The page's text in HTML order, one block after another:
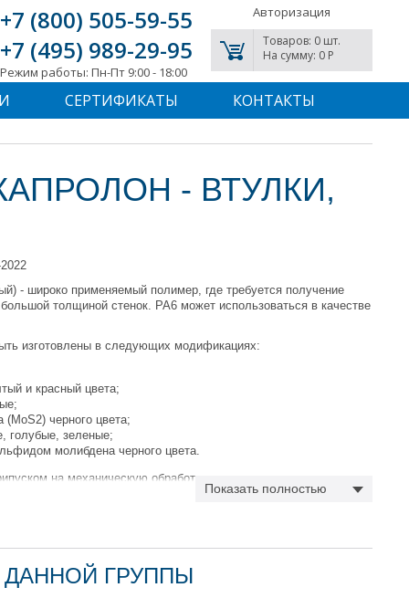
+7 (800) 505-59-55
+7 (495) 989-29-95
Режим работы: Пн-Пт 9:00 - 18:00
Авторизация
Товаров: 0 шт.
На сумму: 0 P
СЕРТИФИКАТЫ КОНТАКТЫ
- ВТУЛКИ,
- широко применяемый полимер, где требуется получение
толщиной стенок. РА6 может использоваться в качестве
изготовлены в следующих модификациях:
и красный цвета;
черного цвета;
голубые, зеленые;
молибдена черного цвета.
на механическую обработку.
Показать полностью
ГРУППЫ